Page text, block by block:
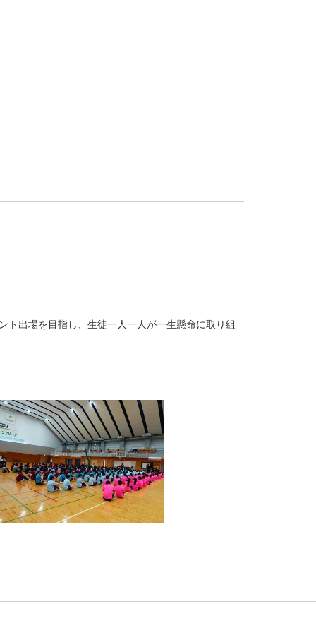
ト出場を目指し、生徒一人一人が一生懸命に取り組